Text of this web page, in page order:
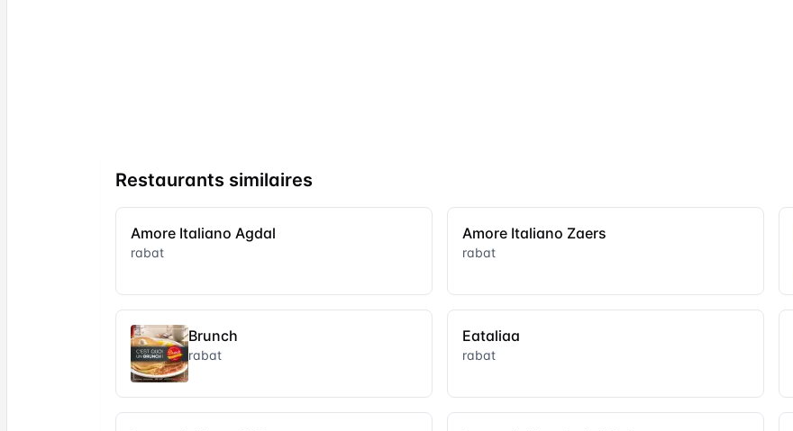
Restaurants similaires
Amore Italiano Agdal
rabat
Amore Italiano Zaers
rabat
Brunch
rabat
Eataliaa
rabat